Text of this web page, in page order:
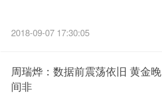
2018-09-07 17:30:05
周瑞烨：数据前震荡依旧 黄金晚
间非